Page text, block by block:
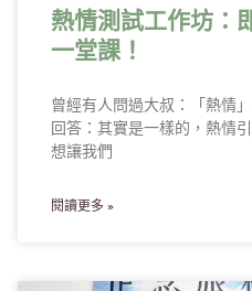
熱情測試工作坊：
一堂課！
曾經有人問過大叔：「熱情
回答：其實是一樣的，熱情
想讓我們
閱讀更多 »